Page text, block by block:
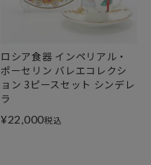
ロシア食器 インペリアル・
ポーセリン バレエコレクシ
ョン 3ピースセット シンデレ
ラ
¥22,000税込